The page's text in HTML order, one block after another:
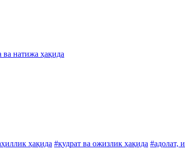
ва натижа ҳақида
ҳақида #қудрат ва ожизлик ҳақида #адолат,